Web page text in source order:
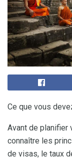
Ce que vous
Avant de planifier
connaître les
de visas, le taux